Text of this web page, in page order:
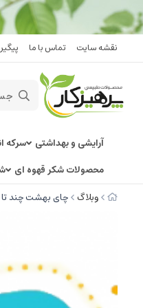
نقشه سایت تماس با ما
آرایشی و بهداشتی سرکه
محصولات شکر قهوه ای
وبلاگ چای بهشت چند